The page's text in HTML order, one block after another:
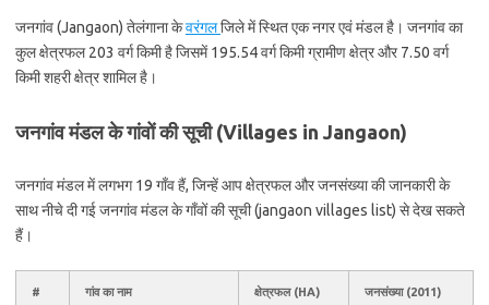
जनगांव (Jangaon) तेलंगाना केवरंगलजिले में स्थित एक नगर एवं मंडल है। जनगांव का
कुल क्षेत्रफल 203 वर्ग किमी है जिसमें 195.54 वर्ग किमी ग्रामीण क्षेत्र और 7.50 वर्ग
किमी शहरी क्षेत्र शामिल है।
जनगांव मंडल के गांवों की सूची (Villages in Jangaon)
जनगांव मंडल में लगभग 19 गाँव हैं, जिन्हें आप क्षेत्रफल और जनसंख्या की जानकारी के
साथ नीचे दी गई जनगांव मंडल के गाँवों की सूची (jangaon villages list) से देख सकते
हैं।
# गांव का नाम क्षेत्रफल (HA) जनसंख्या (2011)